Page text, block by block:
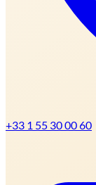
+33 1 55 30 00 60